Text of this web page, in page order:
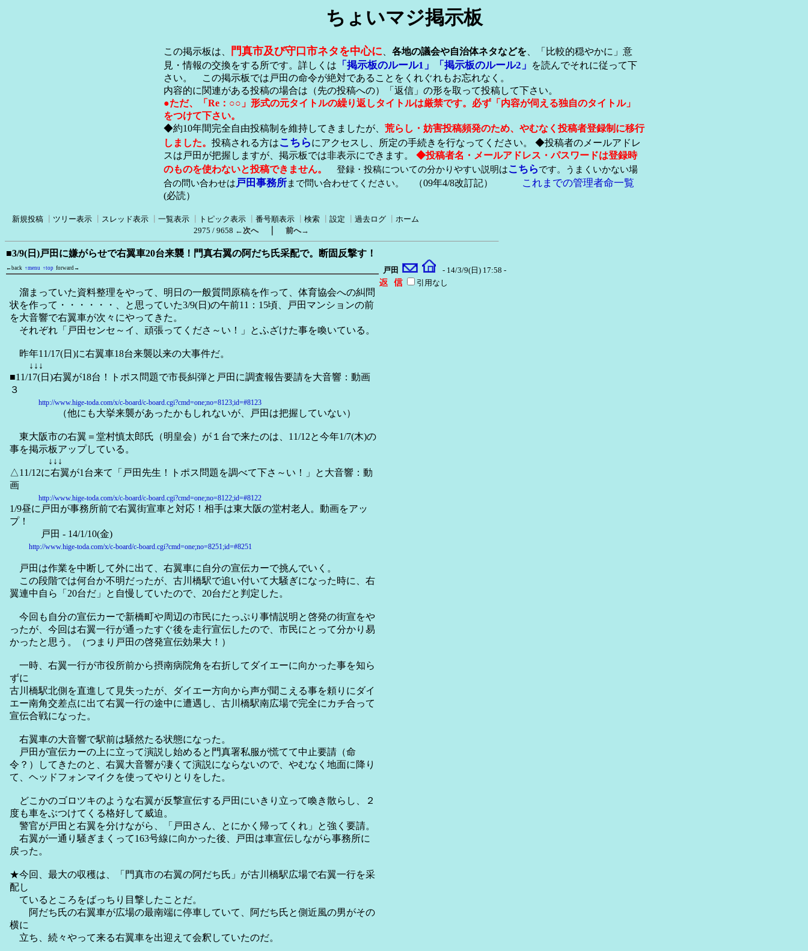
ちょいマジ掲示板
この掲示板は、 門真市及び守口市ネタを中心に、 各地の議会や自治体ネタなどを、「比較的穏やかに」意
見・情報の交換をする所です。詳しくは
「掲示板のルール1」 「掲示板のルール2」
を読んでそれに従って下
さい。 この掲示板では戸田の命令が絶対であることをくれぐれもお忘れなく。
内容的に関連がある投稿の場合は（先の投稿への）「返信」の形を取って投稿して下さい。
●ただ、「Re：○○」形式の元タイトルの繰り返しタイトルは厳禁です。必ず「内容が伺える独自のタイトル」
をつけて下さい。
◆約10年間完全自由投稿制を維持してきましたが、 荒らし・妨害投稿頻発のため、やむなく投稿者登録制に移行
しました。 投稿される方はこちらにアクセスし、所定の手続きを行なってください。 ◆投稿者のメールアドレ
スは戸田が把握しますが、掲示板では非表示にできます。 ◆投稿者名・メールアドレス・パスワードは登録時
のものを使わないと投稿できません。
登録・投稿についての分かりやすい説明はこちらです。うまくいかない場
合の問い合わせは戸田事務所まで問い合わせてください。 （09年4/8改訂記） これまでの管理者命一覧
(必読）
新規投稿 ツリー表示 スレッド表示 一覧表示 トピック表示 番号順表示 検索 設定 過去ログ
ホーム
2975 / 9658 ←次へ｜ 前へ→
■3/9(日)戸田に嫌がらせで右翼車20台来襲！門真右翼の阿だち氏采配で。断固反撃す！
←back ↑menu ↑top forward→ 戸田 - 14/3/9(日) 17:58 -
溜まっていた資料整理をやって、明日の一般質問原稿を作って、体育協会への糾問
状を作って・・・・・・、と思っていた3/9(日)の午前11：15頃、戸田マンションの前
を大音響で右翼車が次々にやってきた。
それぞれ「戸田センセ～イ、頑張ってくださ～い！」とふざけた事を喚いている。
昨年11/17(日)に右翼車18台来襲以来の大事件だ。
↓↓↓
■11/17(日)右翼が18台！トポス問題で市長糾弾と戸田に調査報告要請を大音響：動画
３
http://www.hige-toda.com/x/c-board/c-board.cgi?cmd=one;no=8123;id=#8123
（他にも大挙来襲があったかもしれないが、戸田は把握していない）
東大阪市の右翼＝堂村慎太郎氏（明皇会）が１台で来たのは、11/12と今年1/7(木)の
事を掲示板アップしている。
↓↓↓
△11/12に右翼が1台来て「戸田先生！トポス問題を調べて下さ～い！」と大音響：動
画
http://www.hige-toda.com/x/c-board/c-board.cgi?cmd=one;no=8122;id=#8122
1/9昼に戸田が事務所前で右翼街宣車と対応！相手は東大阪の堂村老人。動画をアッ
プ！
戸田 - 14/1/10(金)
http://www.hige-toda.com/x/c-board/c-board.cgi?cmd=one;no=8251;id=#8251
戸田は作業を中断して外に出て、右翼車に自分の宣伝カーで挑んでいく。
この段階では何台か不明だったが、古川橋駅で追い付いて大騒ぎになった時に、右
翼連中自ら「20台だ」と自慢していたので、20台だと判定した。
今回も自分の宣伝カーで新橋町や周辺の市民にたっぷり事情説明と啓発の街宣をや
ったが、今回は右翼一行が通ったすぐ後を走行宣伝したので、市民にとって分かり易
かったと思う。（つまり戸田の啓発宣伝効果大！）
一時、右翼一行が市役所前から摂南病院角を右折してダイエーに向かった事を知ら
ずに
古川橋駅北側を直進して見失ったが、ダイエー方向から声が聞こえる事を頼りにダイ
エー南角交差点に出て右翼一行の途中に遭遇し、古川橋駅南広場で完全にカチ合って
宣伝合戦になった。
右翼車の大音響で駅前は騒然たる状態になった。
戸田が宣伝カーの上に立って演説し始めると門真署私服が慌てて中止要請（命
令？）してきたのと、右翼大音響が凄くて演説にならないので、やむなく地面に降り
て、ヘッドフォンマイクを使ってやりとりをした。
どこかのゴロツキのような右翼が反撃宣伝する戸田にいきり立って喚き散らし、２
度も車をぶつけてくる格好して威迫。
警官が戸田と右翼を分けながら、「戸田さん、とにかく帰ってくれ」と強く要請。
右翼が一通り騒ぎまくって163号線に向かった後、戸田は車宣伝しながら事務所に
戻った。
★今回、最大の収穫は、「門真市の右翼の阿だち氏」が古川橋駅広場で右翼一行を采
配し
ているところをばっちり目撃したことだ。
阿だち氏の右翼車が広場の最南端に停車していて、阿だち氏と側近風の男がその
横に
立ち、続々やって来る右翼車を出迎えて会釈していたのだ。
引用なし